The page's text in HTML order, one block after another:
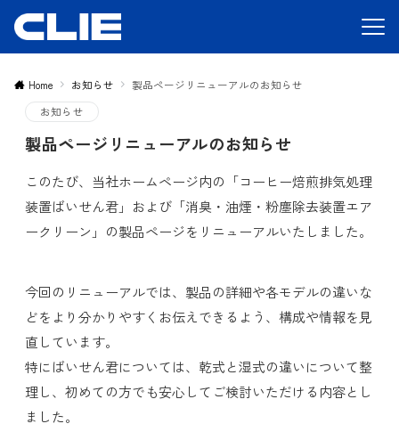
Home お知らせ
製品ページリニューアルのお知らせ
お知らせ
製品ページリニューアルのお知らせ
このたび、当社ホームページ内の「コーヒー焙煎排気処理
装置ばいせん君」および「消臭・油煙・粉塵除去装置エア
ークリーン」の製品ページをリニューアルいたしました。
今回のリニューアルでは、製品の詳細や各モデルの違いな
どをより分かりやすくお伝えできるよう、構成や情報を見
直しています。
特にばいせん君については、乾式と湿式の違いについて整
理し、初めての方でも安心してご検討いただける内容とし
ました。